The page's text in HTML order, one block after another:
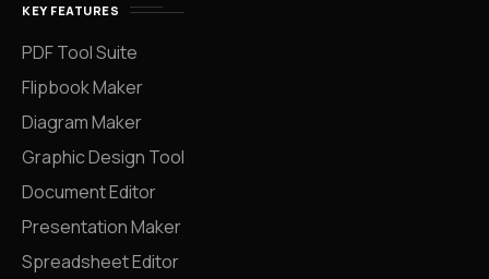
KEY FEATURES
PDF Tool Suite
Flipbook Maker
Diagram Maker
Graphic Design Tool
Document Editor
Presentation Maker
Spreadsheet Editor